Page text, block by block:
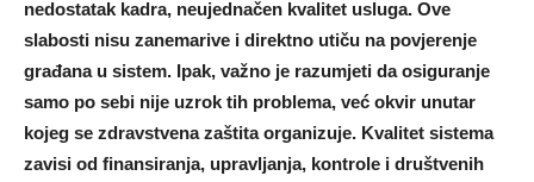
nedostatak kadra, neujednačen kvalitet usluga. Ove
slabosti nisu zanemarive i direktno utiču na povjerenje
građana u sistem. Ipak, važno je razumjeti da osiguranje
samo po sebi nije uzrok tih problema, već okvir unutar
kojeg se zdravstvena zaštita organizuje. Kvalitet sistema
zavisi od finansiranja, upravljanja, kontrole i društvenih